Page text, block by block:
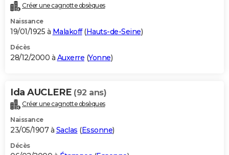
Créer une cagnotte obsèques
Naissance
19/01/1925 à Malakoff(Hauts-de-Seine)
Décès
28/12/2000 à Auxerre (Yonne)
Ida AUCLERE (92 ans)
Créer une cagnotte obsèques
Naissance
23/05/1907 à Saclas (Essonne)
Décès